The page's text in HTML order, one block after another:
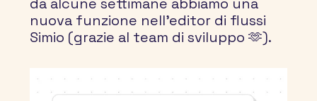
nuova funzione nell'editor di flussi
Simio (grazie al team di sviluppo 🫶).